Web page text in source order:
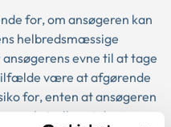
for, om ansøgeren kan
helbredsmæssige
evne til at tage
være at afgørende
for, enten at ansøgeren
eller at de